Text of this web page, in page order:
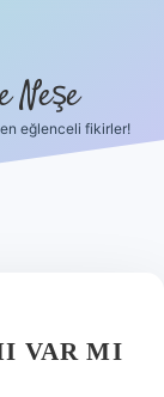
Neşe
eğlenceli fikirler!
VAR MI